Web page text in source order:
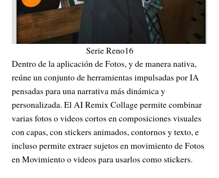
Serie Reno16
Dentro de la aplicación de Fotos, y de manera nativa,
reúne un conjunto de herramientas impulsadas por IA
pensadas para una narrativa más dinámica y
personalizada. El AI Remix Collage permite combinar
varias fotos o videos cortos en composiciones visuales
con capas, con stickers animados, contornos y texto, e
incluso permite extraer sujetos en movimiento de Fotos
en Movimiento o videos para usarlos como stickers.